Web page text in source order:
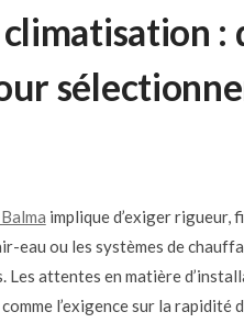
:
implique d’exiger rigueur,
eau ou les systèmes de
attentes en matière
l’exigence sur la rapidité